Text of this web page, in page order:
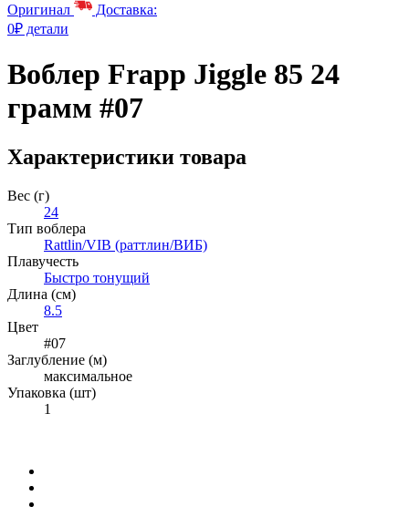
Оригинал
Доставка:
0₽ детали
Воблер Frapp Jiggle 85 24
грамм #07
Характеристики товара
Вес (г)
24
Тип воблера
Rattlin/VIB (раттлин/ВИБ)
Плавучесть
Быстро тонущий
Длина (см)
8.5
Цвет
#07
Заглубление (м)
максимальное
Упаковка (шт)
1